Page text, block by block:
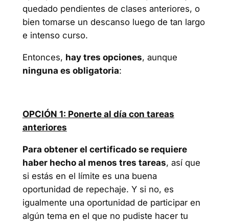
quedado pendientes de clases anteriores, o
bien tomarse un descanso luego de tan largo
e intenso curso.
Entonces, hay tres opciones, aunque
ninguna es obligatoria:
OPCIÓN 1: Ponerte al día con tareas
anteriores
Para obtener el certificado se requiere
haber hecho al menos tres tareas, así que
si estás en el límite es una buena
oportunidad de repechaje. Y si no, es
igualmente una oportunidad de participar en
algún tema en el que no pudiste hacer tu